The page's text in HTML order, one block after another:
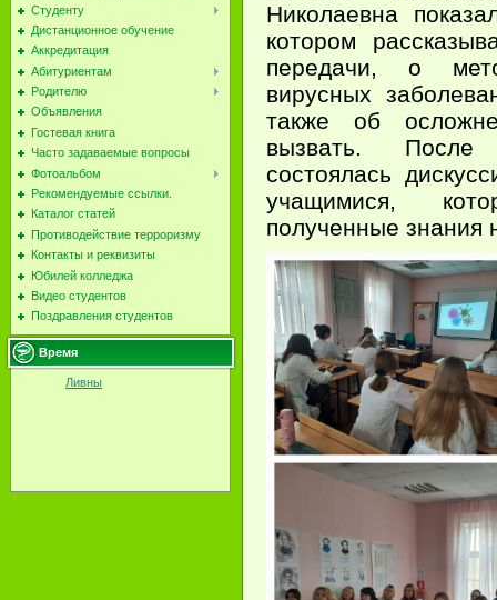
Студенту
Дистанционное обучение
Аккредитация
Абитуриентам
Родителю
Объявления
Гостевая книга
Часто задаваемые вопросы
Фотоальбом
Рекомендуемые ссылки.
Каталог статей
Противодействие терроризму
Контакты и реквизиты
Юбилей колледжа
Видео студентов
Поздравления студентов
Время
Ливны
Николаевна
котором
передачи, о
вирусных
также об
вызвать. После
состоялась
учащимися,
полученные знания